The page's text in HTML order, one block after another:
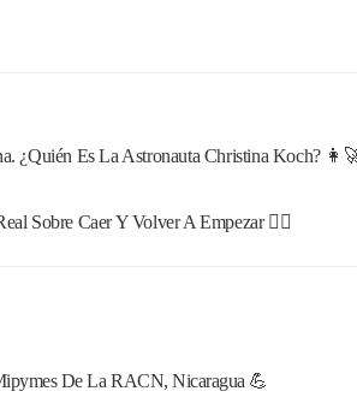
¿Quién Es La Astronauta Christina Koch?
Sobre Caer Y Volver A Empezar 🐦‍🔥
De La RACN, Nicaragua 💪